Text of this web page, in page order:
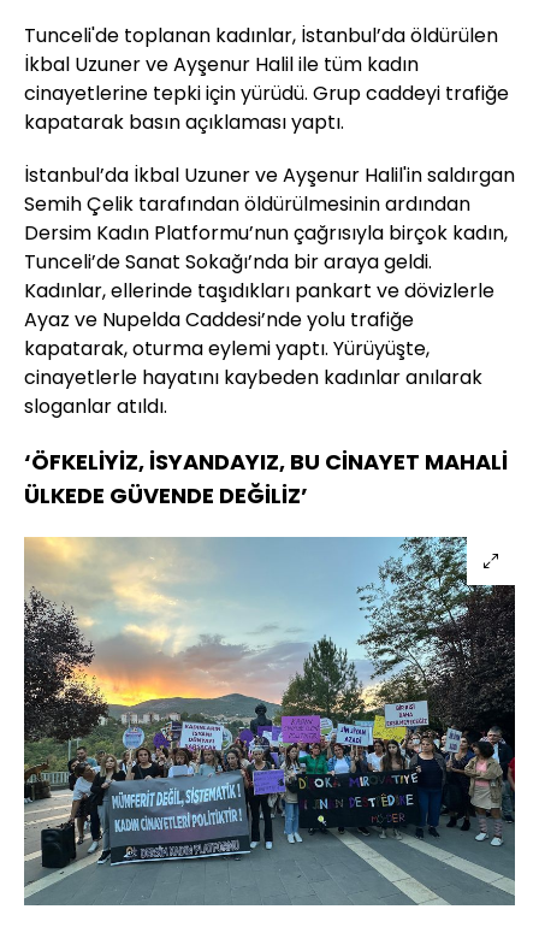
Tunceli'de toplanan kadınlar, İstanbul’da öldürülen
İkbal Uzuner ve Ayşenur Halil ile tüm kadın
cinayetlerine tepki için yürüdü. Grup caddeyi trafiğe
kapatarak basın açıklaması yaptı.
İstanbul’da İkbal Uzuner ve Ayşenur Halil'in saldırgan
Semih Çelik tarafından öldürülmesinin ardından
Dersim Kadın Platformu’nun çağrısıyla birçok kadın,
Tunceli’de Sanat Sokağı’nda bir araya geldi.
Kadınlar, ellerinde taşıdıkları pankart ve dövizlerle
Ayaz ve Nupelda Caddesi’nde yolu trafiğe
kapatarak, oturma eylemi yaptı. Yürüyüşte,
cinayetlerle hayatını kaybeden kadınlar anılarak
sloganlar atıldı.
‘ÖFKELİYİZ, İSYANDAYIZ, BU CİNAYET MAHALİ
ÜLKEDE GÜVENDE DEĞİLİZ’